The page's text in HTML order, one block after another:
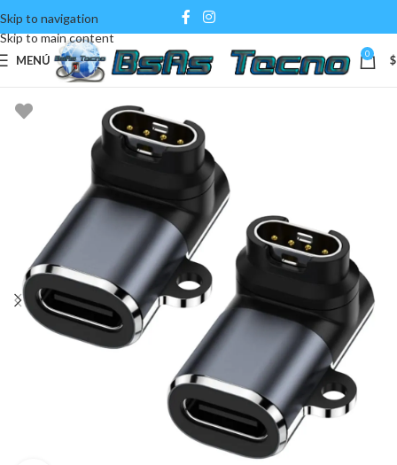
Skip to navigation
Skip to main content
MENÚ 0 $